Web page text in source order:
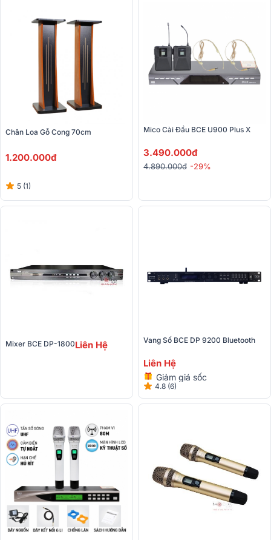
Chân Loa Gỗ Cong 70cm
1.200.000đ
5 (1)
Mico Cài Đầu BCE U900 Plus X
3.490.000đ
4.890.000đ -29%
Mixer BCE DP-1800Liên Hệ Vang Số BCE DP 9200 Bluetooth
Liên Hệ
Giảm giá sốc
4.8 (6)